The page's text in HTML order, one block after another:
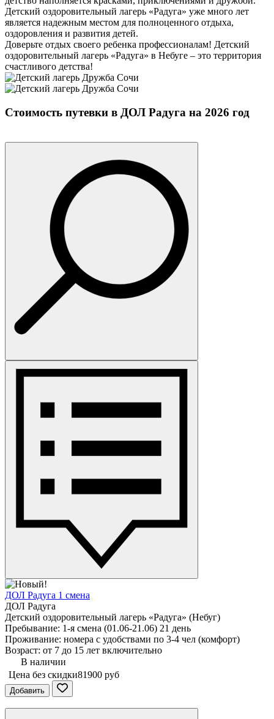
Детский оздоровительный лагерь «Радуга» уже много лет
является надежным местом для полноценного отдыха,
оздоровления и развития детей.
Доверьте отдых своего ребенка профессионалам! Детский
оздоровительный лагерь «Радуга» в Небуге – это территория
счастливого детства!
Стоимость путевки в ДОЛ Радуга на 2026 год
ДОЛ Радуга 1 смена
ДОЛ Радуга
Детский оздоровительный лагерь «Радуга» (Небуг)
Пребывание: 1-я смена (01.06-21.06) 21 день
Проживание: номера с удобствами по 3-4 чел (комфорт)
Возраст: от 7 до 15 лет включительно
В наличии
Цена без скидки81900 руб
Добавить